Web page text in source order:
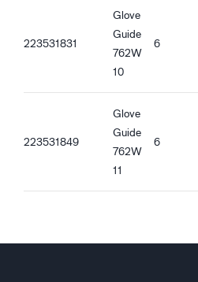
223531831
Glove
Guide
762W
10
6
223531849
Glove
Guide
762W
11
6